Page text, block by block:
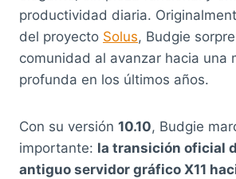
productividad diaria.
del proyecto Solus, Budgie
comunidad al avanzar hacia una
profunda en los últimos años.
Con su versión 10.10, Budgie
importante: la transición oficial
antiguo servidor gráfico X11